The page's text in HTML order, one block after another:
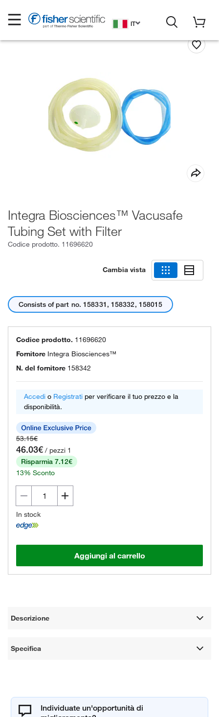
IT
Integra Biosciences™ Vacusafe
Tubing Set with Filter
Codice prodotto. 11696620
Cambia vista
Consists of part no. 158331, 158332, 158015
Codice prodotto. 11696620
Fornitore Integra Biosciences™
N. del fornitore 158342
Accedi o Registrati per verificare il tuo prezzo e la
disponibilità.
53.15€
46.03€ / pezzi 1
Risparmia 7.12€
13% Sconto
In stock
Aggiungi al carrello
Descrizione
Specifica
Individuate un'opportunità di